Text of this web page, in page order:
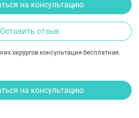
на консультацию
Оставить отзыв
хирургов консультация бесплатная.
на консультацию